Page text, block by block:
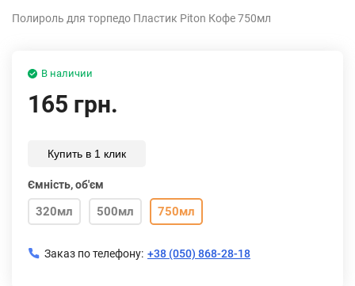
Полироль для торпедо Пластик Piton Кофе 750мл
В наличии
165 грн.
Купить в 1 клик
Ємність, об'єм
320мл 500мл 750мл
Заказ по телефону: +38 (050) 868-28-18